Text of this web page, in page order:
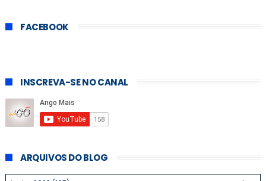
FACEBOOK
INSCREVA-SE NO CANAL
ARQUIVOS DO BLOG